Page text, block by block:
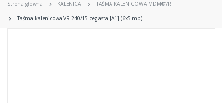
Strona główna KALENICA TAŚMA KALENICOWA MDM®VR
Taśma kalenicowa VR 240/15 ceglasta [A1] (6x5 mb)